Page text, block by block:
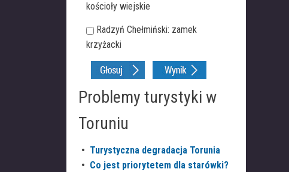
kościoły wiejskie
Radzyń Chełmiński: zamek
krzyżacki
Problemy turystyki w
Toruniu
• Turystyczna degradacja Torunia
• Co jest priorytetem dla starówki?